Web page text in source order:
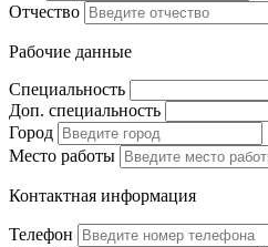
Отчество
Рабочие данные
Специальность
Доп. специальность
Город
Место работы
Контактная информация
Телефон